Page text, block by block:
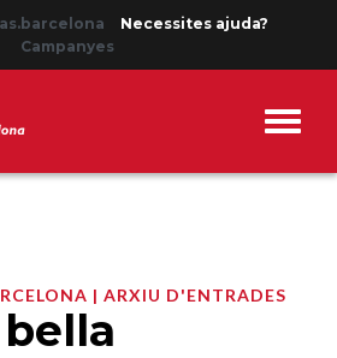
Necessites ajuda?
Campanyes
| ARXIU D'ENTRADES